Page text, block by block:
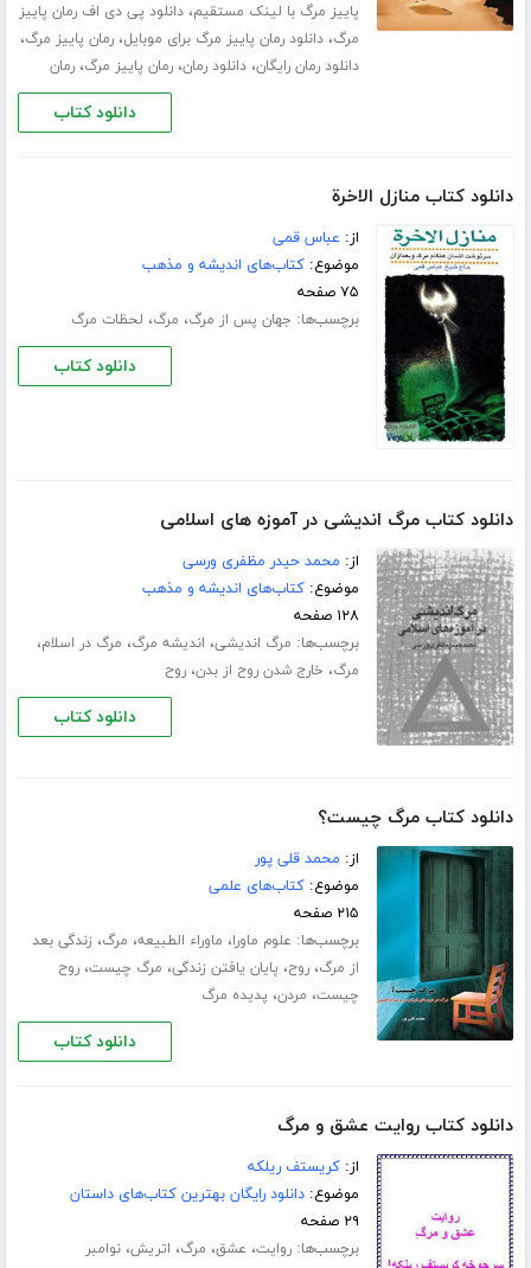
پاییز مرگ با لینک مستقیم،دانلود پی دی اف رمان پاییز
مرگ،دانلود رمان پاییز مرگ برای موبایل،رمان پاییز مرگ،
دانلود رمان رایگان،دانلود رمان،رمان پاییز مرگ،رمان
دانلود کتاب
دانلود کتاب منازل الاخرة
از: عباس قمی
موضوع:کتاب‌های اندیشه و مذهب
۷۵ صفحه
برچسب‌ها: جهان پس از مرگ، مرگ، لحظات مرگ
دانلود کتاب
دانلود کتاب مرگ اندیشی در آموزه های اسلامی
از: محمد حیدر مظفری ورسی
موضوع:کتاب‌های اندیشه و مذهب
۱۲۸ صفحه
برچسب‌ها: مرگ اندیشی، اندیشه مرگ، مرگ در اسلام،
مرگ، خارج شدن روح از بدن،روح
دانلود کتاب
دانلود کتاب مرگ چیست؟
از: محمد قلی پور
موضوع:کتاب‌های علمی
۲۱۵ صفحه
برچسب‌ها: علوم ماورا، ماوراء الطبیعه، مرگ، زندگی بعد
از مرگ،روح، پایان یافتن زندگی، مرگ چیست،روح
چیست، مردن، پدیده مرگ
دانلود کتاب
دانلود کتاب روایت عشق و مرگ
از:کریستف ریلکه
موضوع:دانلود رایگان بهترین کتاب‌های داستان
۲۹ صفحه
برچسب‌ها:روایت، عشق، مرگ، اتریش،نوامبر